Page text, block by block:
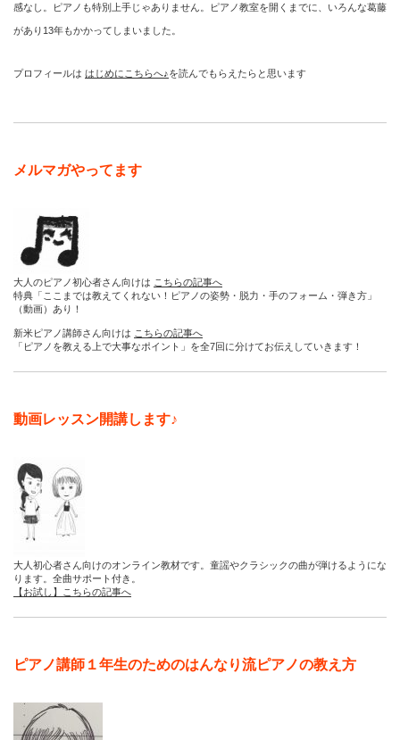
感なし。ピアノも特別上手じゃありません。ピアノ教室を開くまでに、いろんな葛藤
があり13年もかかってしまいました。
プロフィールは はじめにこちらへ♪を読んでもらえたらと思います
メルマガやってます
大人のピアノ初心者さん向けは こちらの記事へ
特典「ここまでは教えてくれない！ピアノの姿勢・脱力・手のフォーム・弾き方」
（動画）あり！
新米ピアノ講師さん向けは こちらの記事へ
「ピアノを教える上で大事なポイント」を全7回に分けてお伝えしていきます！
動画レッスン開講します♪
大人初心者さん向けのオンライン教材です。童謡やクラシックの曲が弾けるようにな
ります。全曲サポート付き。
【お試し】こちらの記事へ
ピアノ講師１年生のためのはんなり流ピアノの教え方